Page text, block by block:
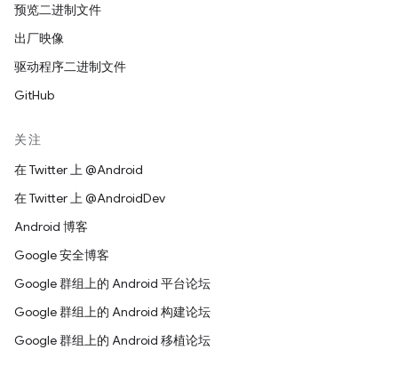
预览二进制文件
出厂映像
驱动程序二进制文件
GitHub
关注
在 Twitter 上 @Android
在 Twitter 上 @AndroidDev
Android 博客
Google 安全博客
Google 群组上的 Android 平台论坛
Google 群组上的 Android 构建论坛
Google 群组上的 Android 移植论坛